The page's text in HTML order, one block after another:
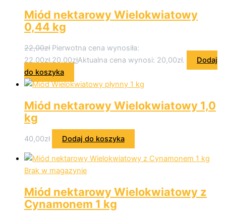
Miód nektarowy Wielokwiatowy
0,44 kg
22,00zł Pierwotna cena wynosiła:
22,00zł.20,00złAktualna cena wynosi: 20,00zł.
Dodaj
do koszyka
Miód nektarowy Wielokwiatowy 1,0
kg
40,00zł Dodaj do koszyka
Brak w magazynie
Miód nektarowy Wielokwiatowy z
Cynamonem 1 kg